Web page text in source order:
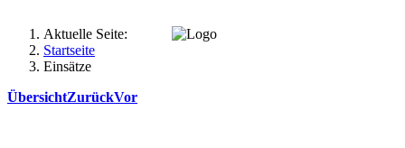
Aktuelle Seite:
Startseite
Einsätze
ÜbersichtZurückVor